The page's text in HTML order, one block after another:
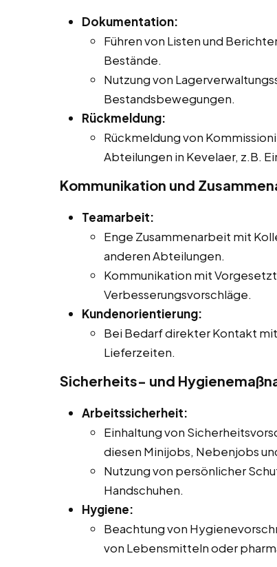
Dokumentation:
Führen von Listen und
Bestände.
Nutzung von
Bestandsbewegungen.
Rückmeldung:
Rückmeldung von
Abteilungen in Kevelaer, z.B.
Kommunikation und
Teamarbeit:
Enge Zusammenarbeit mit
anderen Abteilungen.
Kommunikation mit
Verbesserungsvorschläge.
Kundenorientierung:
Bei Bedarf direkter Kontakt
Lieferzeiten.
Sicherheits- und
Arbeitssicherheit:
Einhaltung von
diesen Minijobs, Nebenjobs
Nutzung von persönlicher
Handschuhen.
Hygiene:
Beachtung von
von Lebensmitteln oder